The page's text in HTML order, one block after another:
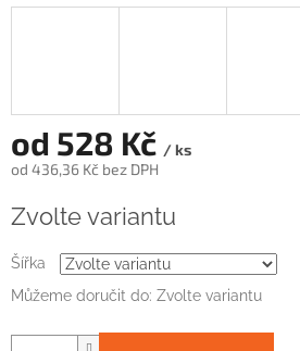
od 528 Kč / ks
od 436,36 Kč bez DPH
cena:
Zvolte variantu
Šířka
Můžeme doručit do: Zvolte variantu